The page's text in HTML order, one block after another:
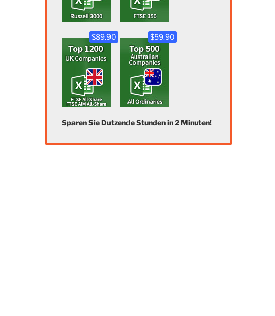
$89.90 $59.90
Sparen Sie Dutzende Stunden in 2 Minuten!